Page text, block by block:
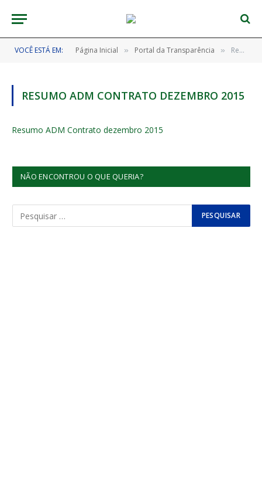
VOCÊ ESTÁ EM: Página Inicial » Portal da Transparência » Resumo ADM Contrato dezembro 2015
RESUMO ADM CONTRATO DEZEMBRO 2015
Resumo ADM Contrato dezembro 2015
NÃO ENCONTROU O QUE QUERIA?